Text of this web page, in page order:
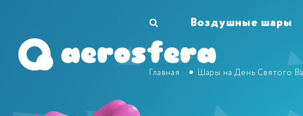
Воздушные шары
Главная Шары на День Святого